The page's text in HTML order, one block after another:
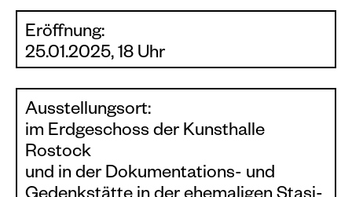
Eröffnung:
25.01.2025, 18 Uhr
Ausstellungsort:
im Erdgeschoss der Kunsthalle
Rostock
und in der Dokumentations- und